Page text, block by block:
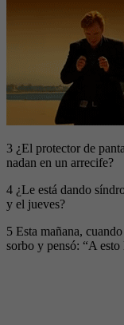
3 ¿El protector de
nadan en un arrecife?
4 ¿Le está dando
y el jueves?
5 Esta mañana,
sorbo y pensó: “A